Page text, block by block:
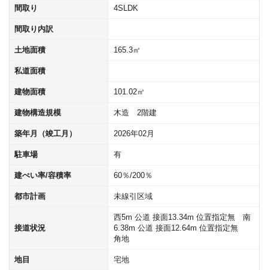
間取り 4SLDK
間取り内訳
土地面積 165.3㎡
私道面積
建物面積 101.02㎡
建物構造規模 木造 2階建
築年月（竣工月） 2026年02月
駐車場 有
建ぺい率/容積率 60％/200％
都市計画 未線引区域
接道状況
西5m 公道 接面13.34m 位置指定無 南
6.38m 公道 接面12.64m 位置指定無
角地
地目 宅地